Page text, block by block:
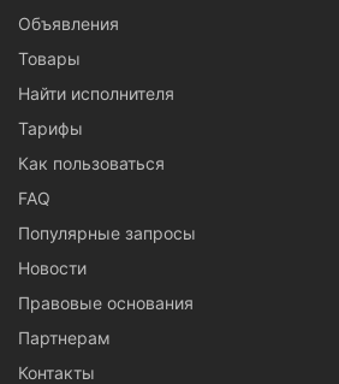
Объявления
Товары
Найти исполнителя
Тарифы
Как пользоваться
FAQ
Популярные запросы
Новости
Правовые основания
Партнерам
Контакты